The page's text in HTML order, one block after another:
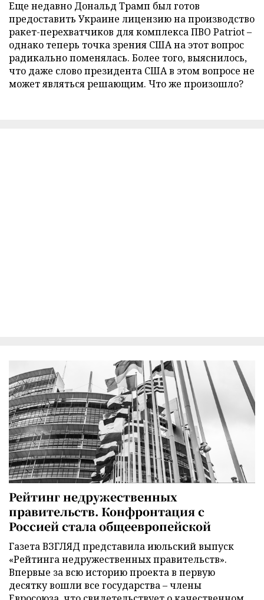
Еще недавно Дональд Трамп был готов
предоставить Украине лицензию на производство
ракет-перехватчиков для комплекса ПВО Patriot –
однако теперь точка зрения США на этот вопрос
радикально поменялась. Более того, выяснилось,
что даже слово президента США в этом вопросе не
может являться решающим. Что же произошло?
Рейтинг недружественных
правительств. Конфронтация с
Россией стала общеевропейской
Газета ВЗГЛЯД представила июльский выпуск
«Рейтинга недружественных правительств».
Впервые за всю историю проекта в первую
десятку вошли все государства – члены